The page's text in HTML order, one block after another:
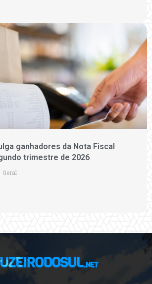
ganhadores da Nota Fiscal
trimestre de 2026
Geral